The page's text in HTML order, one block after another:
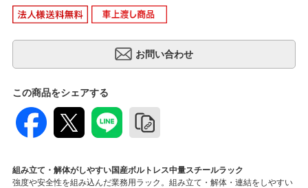
この商品をシェアする
組み立て・解体がしやすい国産ボルトレス中量スチールラック
強度や安全性を組み込んだ業務用ラック。組み立て・解体・連結をしやすい